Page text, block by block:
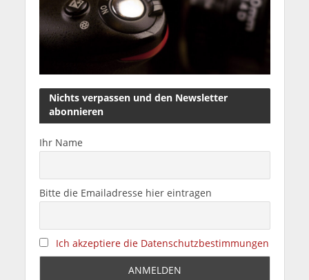
Nichts verpassen und den Newsletter
abonnieren
Ihr Name
Bitte die Emailadresse hier eintragen
Ich akzeptiere die Datenschutzbestimmungen